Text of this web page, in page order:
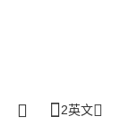
2英文